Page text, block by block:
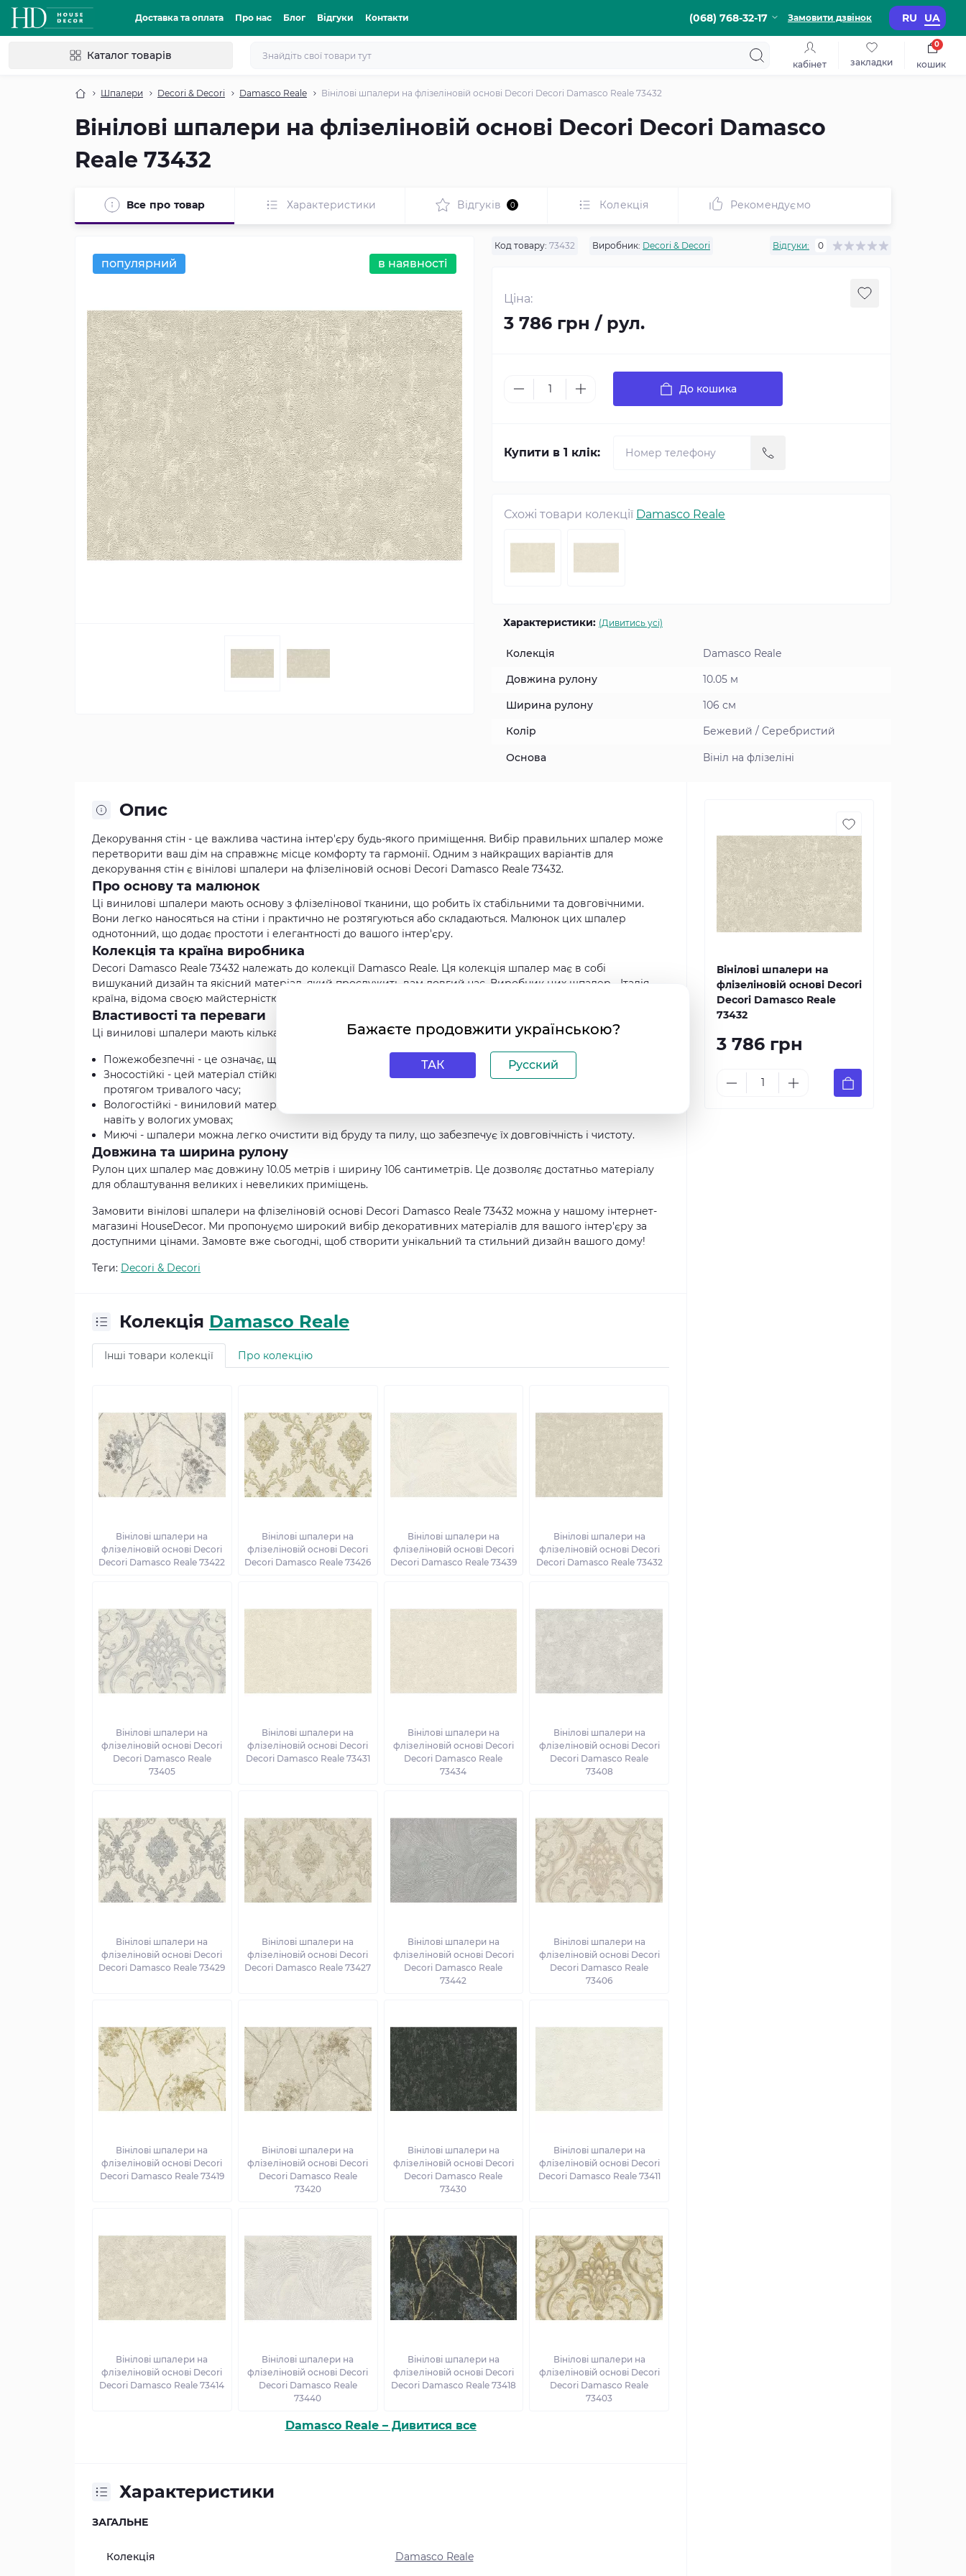
Доставка та оплата Про нас Блог Відгуки Контакти (068) 768-32-17 Замовити дзвінок RU UA
Каталог товарів
кабінет закладки кошик
0
Шпалери Decori & Decori Damasco Reale Вінілові шпалери на флізеліновій основі Decori Decori Damasco Reale 73432
Вінілові шпалери на флізеліновій основі Decori Decori Damasco
Reale 73432
Все про товар Характеристики Відгуків 0 Колекція Рекомендуємо
популярний в наявності
Код товару: 73432 Виробник: Decori & Decori Відгуки: 0
Ціна:
3 786 грн / рул.
До кошика
Купити в 1 клік:
Схожі товари колекції Damasco Reale
Характеристики: (Дивитись усі)
Колекція Damasco Reale
Довжина рулону 10.05 м
Ширина рулону 106 см
Колір Бежевий / Серебристий
Основа Вініл на флізеліні
Опис
Декорування стін - це важлива частина інтер'єру будь-якого приміщення. Вибір правильних шпалер може
перетворити ваш дім на справжнє місце комфорту та гармонії. Одним з найкращих варіантів для
декорування стін є вінілові шпалери на флізеліновій основі Decori Damasco Reale 73432.
Про основу та малюнок
Ці винилові шпалери мають основу з флізелінової тканини, що робить їх стабільними та довговічними.
Вони легко наносяться на стіни і практично не розтягуються або складаються. Малюнок цих шпалер
однотонний, що додає простоти і елегантності до вашого інтер'єру.
Колекція та країна виробника
Decori Damasco Reale 73432 належать до колекції Damasco Reale. Ця колекція шпалер має в собі
вишуканий дизайн та якісний матеріал, який прослужить вам довгий час. Виробник цих шпалер - Італія,
країна, відома своєю майстерністю та якістю продукції.
Властивості та переваги
Ці винилові шпалери мають кілька важливих переваг:
Пожежобезпечні - це означає, що вони не сприятимуть поширенню вогню у разі пожежі;
Зносостійкі - цей матеріал стійкий до подряпин і пошкоджень, тому ваш інтер'єр буде збережений
протягом тривалого часу;
Вологостійкі - виниловий матеріал не набирає вологу, що дозволяє йому зберегти свою форму і колір
навіть у вологих умовах;
Миючі - шпалери можна легко очистити від бруду та пилу, що забезпечує їх довговічність і чистоту.
Довжина та ширина рулону
Рулон цих шпалер має довжину 10.05 метрів і ширину 106 сантиметрів. Це дозволяє достатньо матеріалу
для облаштування великих і невеликих приміщень.
Замовити вінілові шпалери на флізеліновій основі Decori Damasco Reale 73432 можна у нашому інтернет-
магазині HouseDecor. Ми пропонуємо широкий вибір декоративних матеріалів для вашого інтер'єру за
доступними цінами. Замовте вже сьогодні, щоб створити унікальний та стильний дизайн вашого дому!
Теги: Decori & Decori
Колекція Damasco Reale
Інші товари колекції Про колекцію
Вінілові шпалери на
флізеліновій основі Decori
Decori Damasco Reale 73422
Вінілові шпалери на
флізеліновій основі Decori
Decori Damasco Reale 73426
Вінілові шпалери на
флізеліновій основі Decori
Decori Damasco Reale 73439
Вінілові шпалери на
флізеліновій основі Decori
Decori Damasco Reale 73432
Вінілові шпалери на
флізеліновій основі Decori
Decori Damasco Reale
73405
Вінілові шпалери на
флізеліновій основі Decori
Decori Damasco Reale 73431
Вінілові шпалери на
флізеліновій основі Decori
Decori Damasco Reale
73434
Вінілові шпалери на
флізеліновій основі Decori
Decori Damasco Reale
73408
Вінілові шпалери на
флізеліновій основі Decori
Decori Damasco Reale 73429
Вінілові шпалери на
флізеліновій основі Decori
Decori Damasco Reale 73427
Вінілові шпалери на
флізеліновій основі Decori
Decori Damasco Reale
73442
Вінілові шпалери на
флізеліновій основі Decori
Decori Damasco Reale
73406
Вінілові шпалери на
флізеліновій основі Decori
Decori Damasco Reale 73419
Вінілові шпалери на
флізеліновій основі Decori
Decori Damasco Reale
73420
Вінілові шпалери на
флізеліновій основі Decori
Decori Damasco Reale
73430
Вінілові шпалери на
флізеліновій основі Decori
Decori Damasco Reale 73411
Вінілові шпалери на
флізеліновій основі Decori
Decori Damasco Reale 73414
Вінілові шпалери на
флізеліновій основі Decori
Decori Damasco Reale
73440
Вінілові шпалери на
флізеліновій основі Decori
Decori Damasco Reale 73418
Вінілові шпалери на
флізеліновій основі Decori
Decori Damasco Reale
73403
Damasco Reale – Дивитися все
Характеристики
ЗАГАЛЬНЕ
Колекція Damasco Reale
Вінілові шпалери на
флізеліновій основі Decori
Decori Damasco Reale
73432
3 786 грн
Бажаєте продовжити українською?
ТАК Русский